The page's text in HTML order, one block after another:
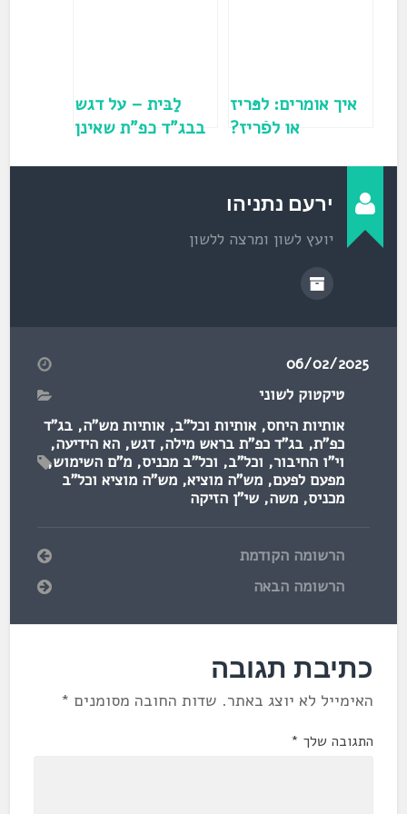
)
איך אומרים: לפּריז
או לפֿריז?
לַבּית – על דגש
בבג"ד כפ"ת שאינן
ירעם נתניהו
יועץ לשון ומרצה ללשון
06/02/2025
טיקטוק לשוני
אותיות היחס,אותיות וכל"ב,אותיות מש"ה,בג"ד
כפ"ת,בג"ד כפ"ת בראש מילה,דגש,הא הידיעה,
וי"ו החיבור, וכל"ב, וכל"ב מכניס,מ"ם השימוש,
מפעם לפעם,מש"ה מוציא,מש"ה מוציא וכל"ב
מכניס,משה,שי"ן הזיקה
הרשומה הקודמת
הרשומה הבאה
כתיבת תגובה
האימייל לא יוצג באתר. שדות החובה מסומנים *
התגובה שלך *